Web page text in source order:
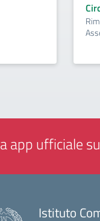
app ufficiale
Istituto